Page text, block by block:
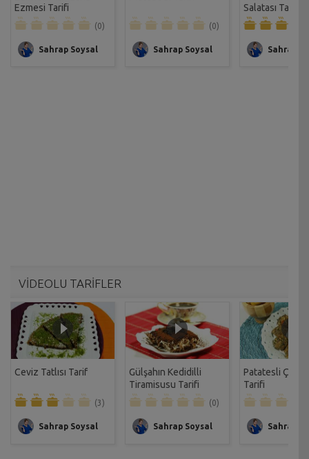
Ezmesi Tarifi
(0)
Sahrap Soysal
(0)
Sahrap Soysal
Salatası Tarifi
Sahrap
VİDEOLU TARİFLER
Ceviz Tatlısı Tarif
(3)
Sahrap Soysal
Gülşahın Kedidilli
Tiramisusu Tarifi
(0)
Sahrap Soysal
Patatesli Çıtır
Tarifi
Sahrap